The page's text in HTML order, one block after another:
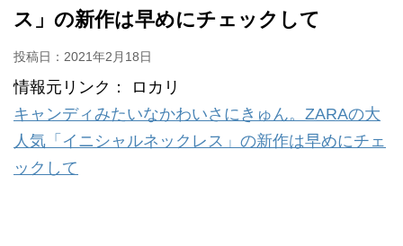
ス」の新作は早めにチェックして
投稿日： 2021年2月18日
情報元リンク： ロカリ
キャンディみたいなかわいさにきゅん。ZARAの大
人気「イニシャルネックレス」の新作は早めにチェ
ックして